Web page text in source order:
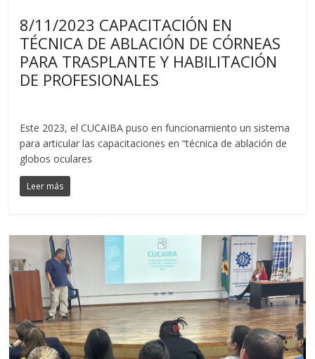
8/11/2023 CAPACITACIÓN EN
TÉCNICA DE ABLACIÓN DE CÓRNEAS
PARA TRASPLANTE Y HABILITACIÓN
DE PROFESIONALES
Este 2023, el CUCAIBA puso en funcionamiento un sistema
para articular las capacitaciones en “técnica de ablación de
globos oculares
Leer más